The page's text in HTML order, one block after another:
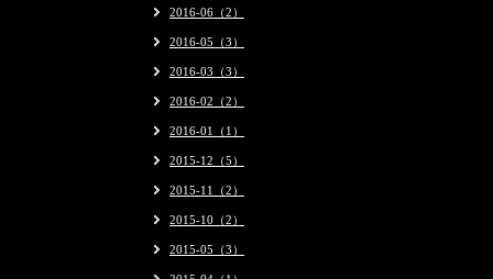
2016-06（2）
2016-05（3）
2016-03（3）
2016-02（2）
2016-01（1）
2015-12（5）
2015-11（2）
2015-10（2）
2015-05（3）